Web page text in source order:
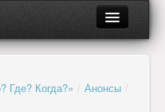
Где? Когда?» / Анонсы /